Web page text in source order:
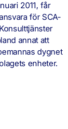
2011, får
för SCA-
annat att
dygnet
enheter.